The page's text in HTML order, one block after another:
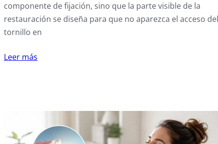
componente de fijación, sino que la parte visible de la
restauración se diseña para que no aparezca el acceso del
tornillo en
Leer más